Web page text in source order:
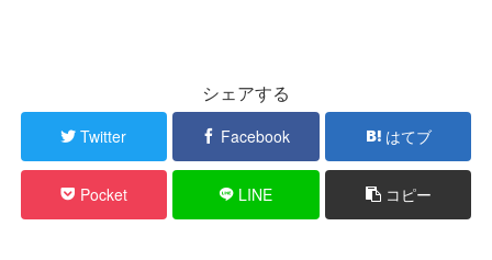
シェアする
Twitter Facebook はてブ
Pocket LINE コピー